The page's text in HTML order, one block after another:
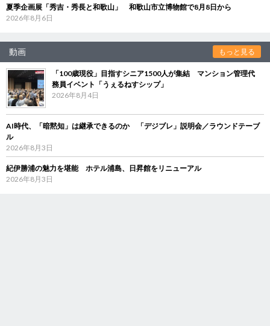
夏季企画展「秀吉・秀長と和歌山」 和歌山市立博物館で8月8日から
2026年8月6日
動画 もっと見る
「100歳現役」目指すシニア1500人が集結 マンション管理代
務員イベント「うぇるねすシップ」
2026年8月4日
AI時代、「暗黙知」は継承できるのか 「デジブレ」説明会／ラウンドテーブ
ル
2026年8月3日
紀伊勝浦の魅力を堪能 ホテル浦島、日昇館をリニューアル
2026年8月3日